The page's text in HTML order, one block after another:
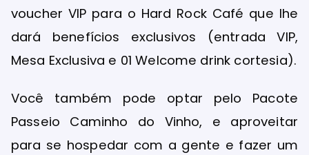
voucher VIP para o Hard Rock Café que lhe
dará benefícios exclusivos (entrada VIP,
Mesa Exclusiva e 01 Welcome drink cortesia).
Você também pode optar pelo Pacote
Passeio Caminho do Vinho, e aproveitar
para se hospedar com a gente e fazer um